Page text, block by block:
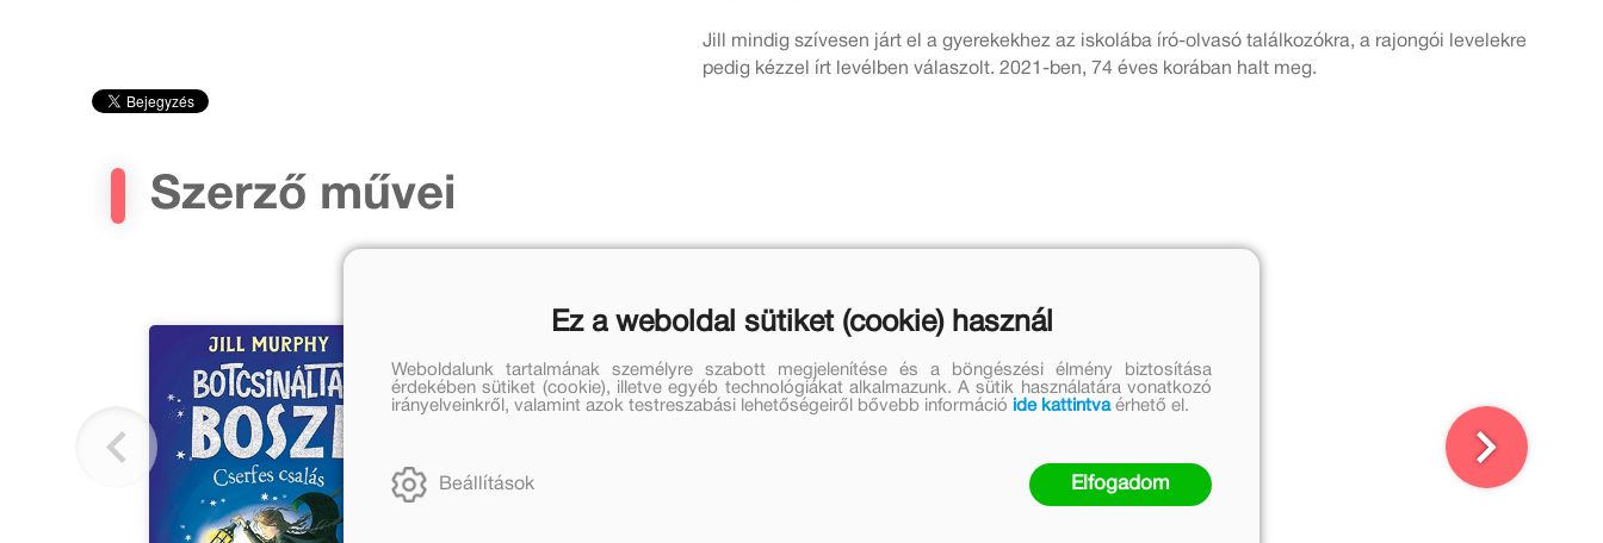
Jill mindig szívesen járt el a gyerekekhez az iskolába író-olvasó találkozókra, a rajongói levelekre
pedig kézzel írt levélben válaszolt. 2021-ben, 74 éves korában halt meg.
Szerző művei
Ez a weboldal sütiket (cookie) használ
Weboldalunk tartalmának személyre szabott megjelenítése és a böngészési élmény biztosítása
érdekében sütiket (cookie), illetve egyéb technológiákat alkalmazunk. A sütik használatára vonatkozó
irányelveinkről, valamint azok testreszabási lehetőségeiről bővebb információ ide kattintvaérhető el.
Beállítások Elfogadom